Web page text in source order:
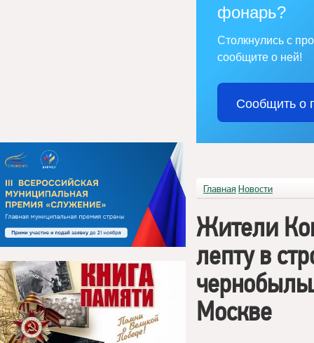
фонарь?
Столкнулись с
сообщите о ней!
Сообщить о
Главная Новости
Жители
лепту в
Москве